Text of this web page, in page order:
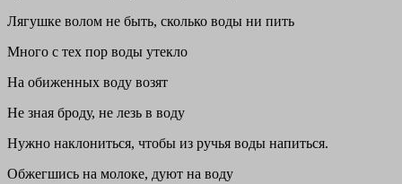
Лягушке волом не быть, сколько воды ни пить
Много с тех пор воды утекло
На обиженных воду возят
Не зная броду, не лезь в воду
Нужно наклониться, чтобы из ручья воды напиться.
Обжегшись на молоке, дуют на воду